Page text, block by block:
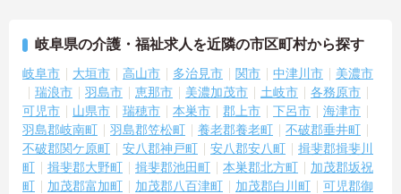
岐阜県の介護・福祉求人を近隣の市区町村から探す
岐阜市 大垣市 高山市 多治見市 関市 中津川市
美濃市
瑞浪市
羽島市 恵那市 美濃加茂市 土岐市
各務原市
可児市
山県市 瑞穂市 本巣市 郡上市 下呂市
海津市
羽島郡岐南町
羽島郡笠松町 養老郡養老町
不破郡垂井町
不破郡関ケ原町
安八郡神戸町 安八郡安八町
揖斐郡揖斐川
町
揖斐郡大野町 揖斐郡池田町 本巣郡北方町
加茂郡坂祝
町
加茂郡富加町 加茂郡八百津町 加茂郡白川町
可児郡御